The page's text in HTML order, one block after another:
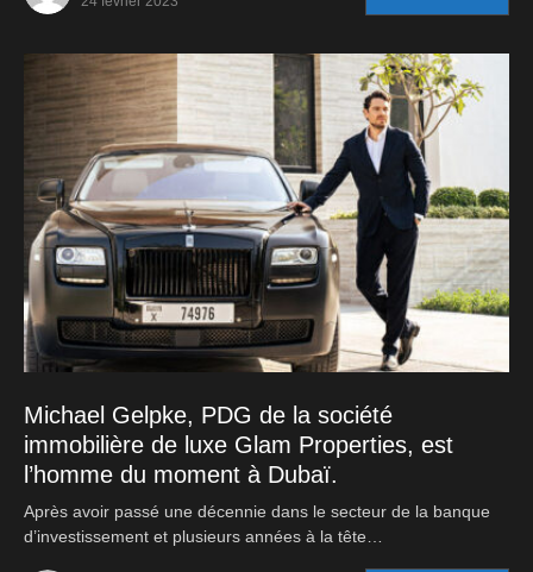
Michael Gelpke, PDG de la société
immobilière de luxe Glam Properties, est
l’homme du moment à Dubaï.
Après avoir passé une décennie dans le secteur de la banque
d’investissement et plusieurs années à la tête…